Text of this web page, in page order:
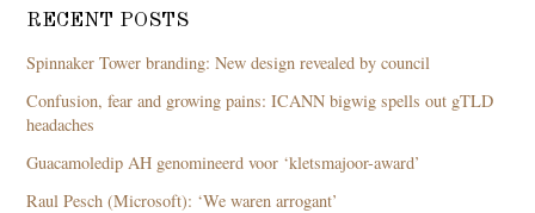
RECENT POSTS
Spinnaker Tower branding: New design revealed by council
Confusion, fear and growing pains: ICANN bigwig spells out gTLD
headaches
Guacamoledip AH genomineerd voor ‘kletsmajoor-award’
Raul Pesch (Microsoft): ‘We waren arrogant’